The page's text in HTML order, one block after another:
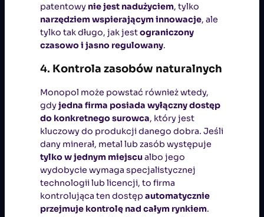
patentowy nie jest nadużyciem, tylko
narzędziem wspierającym innowacje, ale
tylko tak długo, jak jestograniczony
czasowo i jasno regulowany.
4. Kontrola zasobów naturalnych
Monopol może powstać również wtedy,
gdyjedna firma posiada wyłączny dostęp
do konkretnego surowca, który jest
kluczowy do produkcji danego dobra. Jeśli
dany minerał, metal lub zasób występuje
tylko w jednym miejscualbo jego
wydobycie wymaga specjalistycznej
technologii lub licencji, to firma
kontrolująca ten dostęp automatycznie
przejmuje kontrolę nad całym rynkiem.